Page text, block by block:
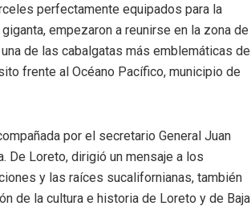
perfectamente equipados para la
empezaron a reunirse en la zona de
de las cabalgatas más emblemáticas de
frente al Océano Pacífico, municipio de
por el secretario General Juan
De Loreto, dirigió un mensaje a los
y las raíces sucalifornianas, también
de la cultura e historia de Loreto y de Baja